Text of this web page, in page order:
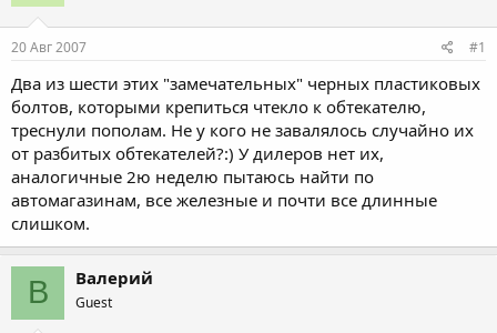
20 Авг 2007 #1
Два из шести этих "замечательных" черных пластиковых
болтов, которыми крепиться чтекло к обтекателю,
треснули пополам. Не у кого не завалялось случайно их
от разбитых обтекателей?:) У дилеров нет их,
аналогичные 2ю неделю пытаюсь найти по
автомагазинам, все железные и почти все длинные
слишком.
В Валерий
Guest